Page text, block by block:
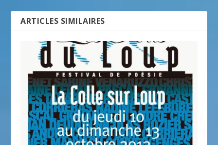
ARTICLES SIMILAIRES